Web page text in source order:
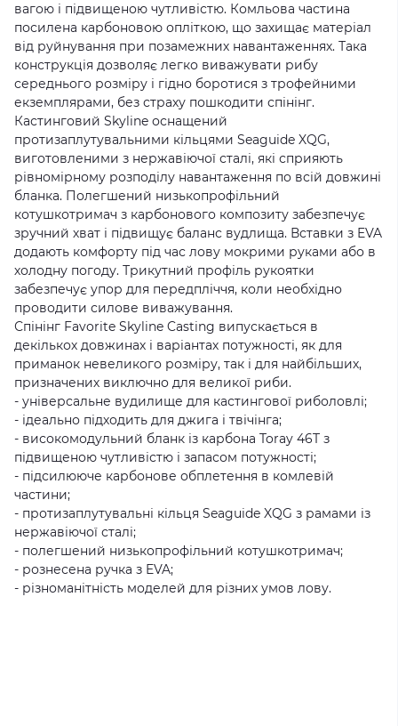
вагою і підвищеною чутливістю. Комльова частина
посилена карбоновою опліткою, що захищає матеріал
від руйнування при позамежних навантаженнях. Така
конструкція дозволяє легко виважувати рибу
середнього розміру і гідно боротися з трофейними
екземплярами, без страху пошкодити спінінг.
Кастинговий Skyline оснащений
протизаплутувальними кільцями Seaguide XQG,
виготовленими з нержавіючої сталі, які сприяють
рівномірному розподілу навантаження по всій довжині
бланка. Полегшений низькопрофільний
котушкотримач з карбонового композиту забезпечує
зручний хват і підвищує баланс вудлища. Вставки з EVA
додають комфорту під час лову мокрими руками або в
холодну погоду. Трикутний профіль рукоятки
забезпечує упор для передпліччя, коли необхідно
проводити силове виважування.
Спінінг Favorite Skyline Casting випускається в
декількох довжинах і варіантах потужності, як для
приманок невеликого розміру, так і для найбільших,
призначених виключно для великої риби.
- універсальне вудилище для кастингової риболовлі;
- ідеально підходить для джига і твічінга;
- високомодульний бланк із карбона Toray 46T з
підвищеною чутливістю і запасом потужності;
- підсилююче карбонове обплетення в комлевій
частини;
- протизаплутувальні кільця Seaguide XQG з рамами із
нержавіючої сталі;
- полегшений низькопрофільний котушкотримач;
- рознесена ручка з EVA;
- різноманітність моделей для різних умов лову.